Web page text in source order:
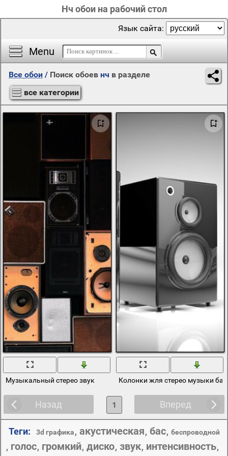
Нч обои на рабочий стол
Menu
Язык сайта:
Все обои / Поиск обоев нч в разделе
все категории
Музыкальный стерео звук Колонки жля стерео музыки бас
Назад Вперед
1
Теги: 3d графика, акустическая, бас, беспроводной
, голос, громкий, диско, звук, интенсивность,